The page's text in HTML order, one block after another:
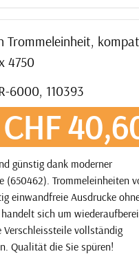
Trommeleinheit,
4750
6000, 110393
günstig dank moderner
(650462). Trommeleinheiten
einwandfreie Ausdrucke
sich um
Verschleissteile vollständig
Qualität die Sie spüren!